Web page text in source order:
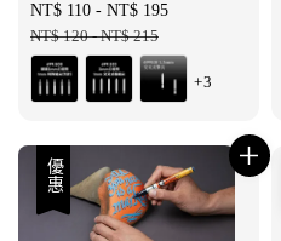
Sale
price
NT$ 110 - NT$ 195
NT$ 120-NT$ 215
+3
優惠